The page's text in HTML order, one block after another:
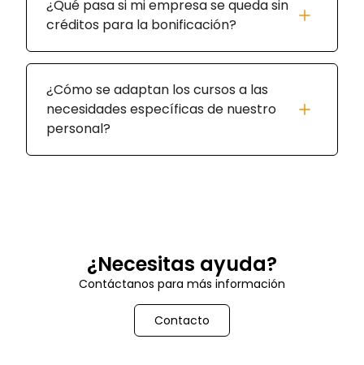
¿Qué pasa si mi empresa se queda sin
créditos para la bonificación?
¿Cómo se adaptan los cursos a las
necesidades específicas de nuestro
personal?
¿Necesitas ayuda?
Contáctanos para más información
Contacto